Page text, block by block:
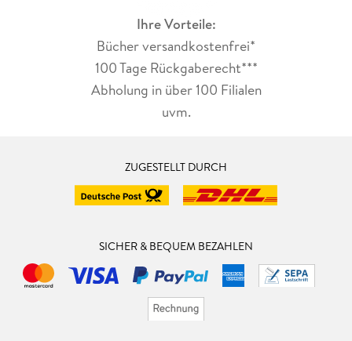
Ihre Vorteile:
Bücher versandkostenfrei*
100 Tage Rückgaberecht***
Abholung in über 100 Filialen
uvm.
ZUGESTELLT DURCH
SICHER & BEQUEM BEZAHLEN